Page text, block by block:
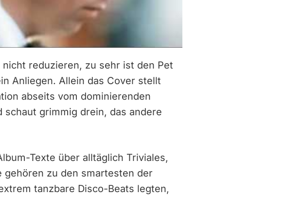
reduzieren, zu sehr ist den Pet
Anliegen. Allein das Cover stellt
abseits vom dominierenden
schaut grimmig drein, das andere
Texte über alltäglich Triviales,
gehören zu den smartesten der
tanzbare Disco-Beats legten,